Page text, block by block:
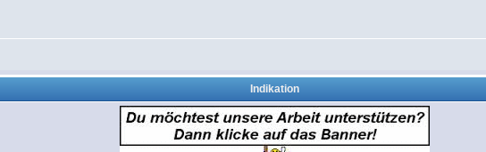
Indikation